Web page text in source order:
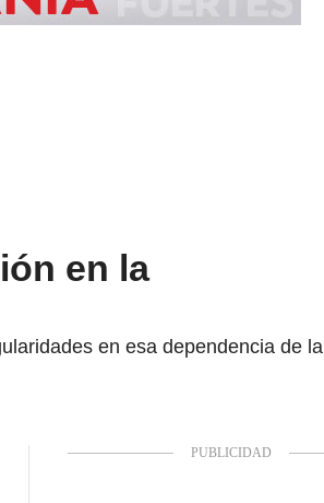
en la
en esa dependencia de la